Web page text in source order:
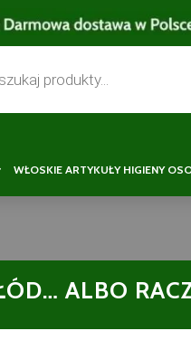
WŁOSKIE ARTYKUŁY HIGIENY
ALBO